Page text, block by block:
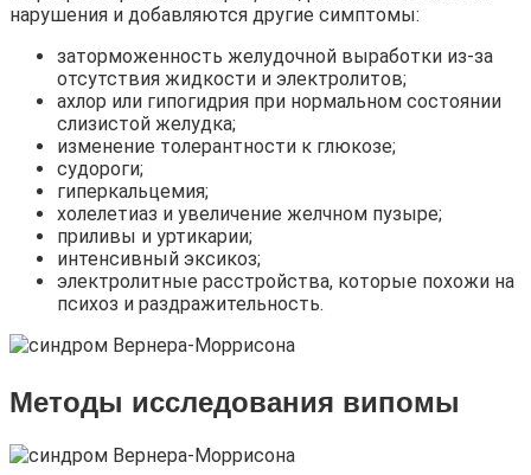
нарушения и добавляются другие симптомы:
заторможенность желудочной выработки из-за
отсутствия жидкости и электролитов;
ахлор или гипогидрия при нормальном состоянии
слизистой желудка;
изменение толерантности к глюкозе;
судороги;
гиперкальцемия;
холелетиаз и увеличение желчном пузыре;
приливы и уртикарии;
интенсивный эксикоз;
электролитные расстройства, которые похожи на
психоз и раздражительность.
Методы исследования випомы